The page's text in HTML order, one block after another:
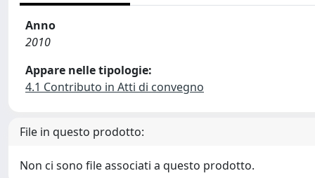
Anno
2010
Appare nelle tipologie:
4.1 Contributo in Atti di convegno
File in questo prodotto:
Non ci sono file associati a questo prodotto.